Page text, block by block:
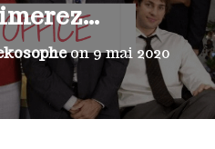
on9 mai 2020